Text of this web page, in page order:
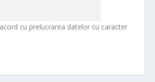
cu prelucrarea datelor cu caracter